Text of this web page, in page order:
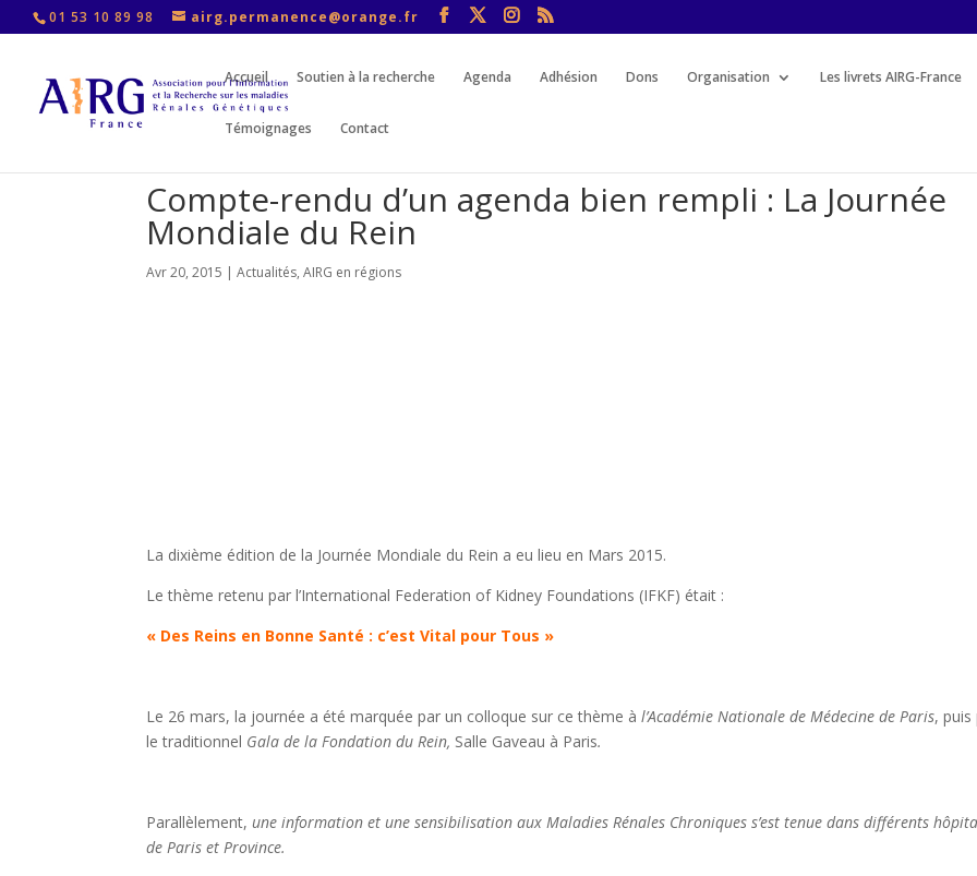
01 53 10 89 98 airg.permanence@orange.fr
Accueil Soutien à la recherche Agenda Adhésion Dons Organisation Les livrets AIRG-France
Témoignages Contact
Compte-rendu d’un agenda bien rempli : La Journée
Mondiale du Rein
Avr 20, 2015 |Actualités,AIRG en régions
La dixième édition de la Journée Mondiale du Rein a eu lieu en Mars 2015.
Le thème retenu par l’International Federation of Kidney Foundations (IFKF) était :
« Des Reins en Bonne Santé : c’est Vital pour Tous »
Le 26 mars, la journée a été marquée par un colloque sur ce thème àl’Académie Nationale de Médecine de Paris, puis
le traditionnel Gala de la Fondation du Rein, Salle Gaveau à Paris.
Parallèlement,une information et une sensibilisation aux Maladies Rénales Chroniques s’est tenue dans différents
de Paris et Province.